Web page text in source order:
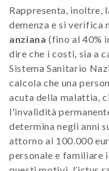
Rappresenta, inoltre,
demenza e si verifica
anziana (fino al 40%
dire che i costi, sia a
Sistema Sanitario
calcola che una
acuta della malattia,
l'invalidità
determina negli anni
attorno ai 100.000
personale e